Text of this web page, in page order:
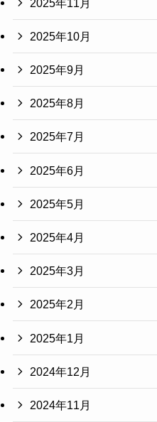
2025年11月
2025年10月
2025年9月
2025年8月
2025年7月
2025年6月
2025年5月
2025年4月
2025年3月
2025年2月
2025年1月
2024年12月
2024年11月